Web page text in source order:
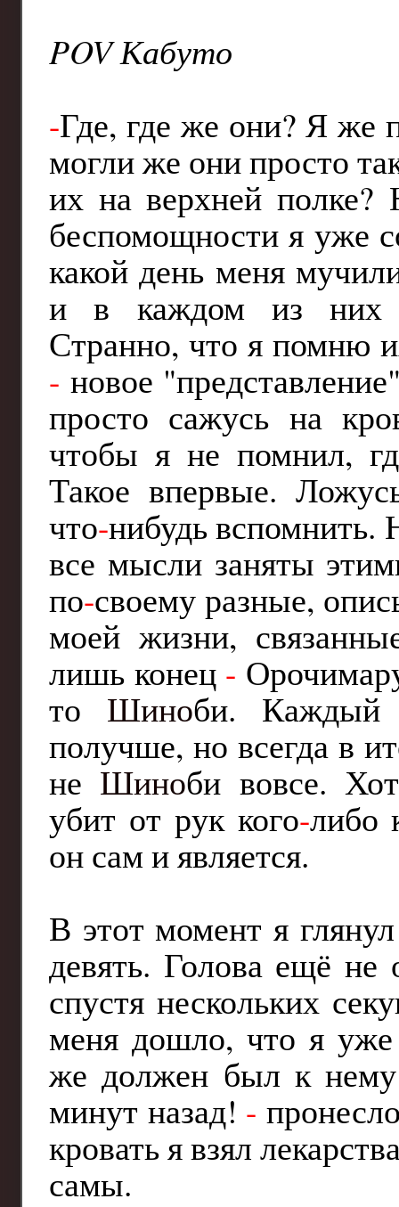
POV Кабуто
-Где, где же они? Я же
могли же они просто
их на верхней
беспомощности я уже
какой день меня
и в каждом из них
Странно, что я помню
- новое
просто сажусь на
чтобы я не помнил,
Такое впервые.
что-нибудь вспомнить.
все мысли заняты
по-своему разные,
моей жизни,
лишь конец -
то Шиноби. Каждый
получше, но всегда в
не Шиноби вовсе.
убит от рук кого-либо
он сам и является.
В этот момент я
девять. Голова ещё
спустя нескольких
меня дошло, что я
же должен был к нему
минут назад! -
кровать я взял
самы.